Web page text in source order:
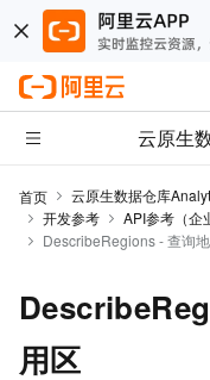
云原生
首页 云原生数据仓库
开发参考
API参考（企
DescribeRegions - 查询
用区